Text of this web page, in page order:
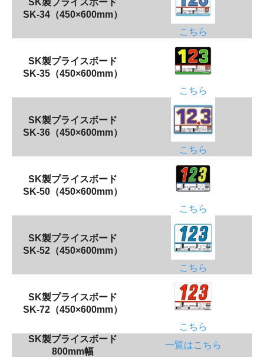
SK製プライスボード
SK-34（450×600mm）
こちら
SK製プライスボード
SK-35（450×600mm）
こちら
SK製プライスボード
SK-36（450×600mm）
こちら
SK製プライスボード
SK-50（450×600mm）
こちら
SK製プライスボード
SK-52（450×600mm）
こちら
SK製プライスボード
SK-72（450×600mm）
こちら
SK製プライスボード
800mm幅
一覧はこちら